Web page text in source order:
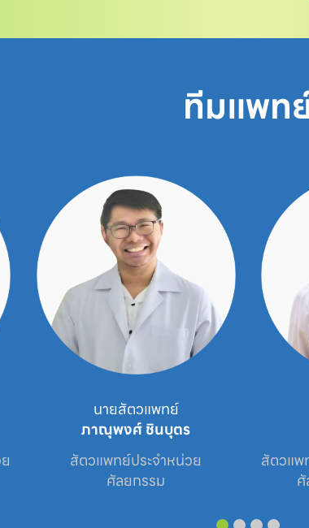
ทีมแพท
นายสัตวแพทย์
ภาณุพงศ์ ชินบุตร
สัตวแพทย์ประจำหน่วย
ศัลยกรรม
สัตวแพ